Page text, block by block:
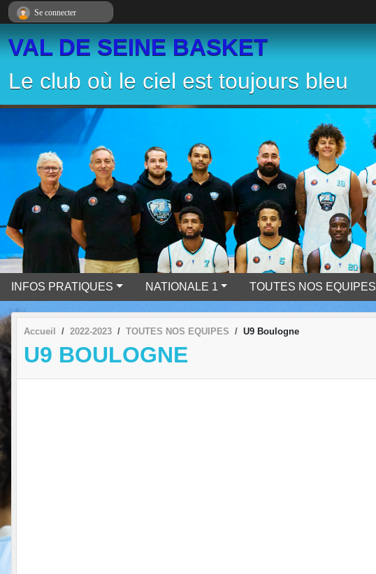
VAL DE SEINE BASKET
Le club où le ciel est toujours bleu
INFOS PRATIQUES NATIONALE 1 TOUTES NOS EQUIPES
Accueil 2022-2023 TOUTES NOS EQUIPES U9 Boulogne
U9 BOULOGNE
Se connecter
Panneau de gestion des cookies